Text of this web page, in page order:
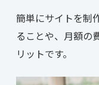
簡単にサイトを制
ることや、月額の
リットです。